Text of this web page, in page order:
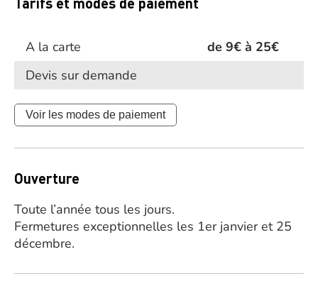
A la carte
de 9€ à 25€
Devis sur demande
Voir les modes de paiement
Ouverture
Toute l’année tous les jours.
Fermetures exceptionnelles les 1er janvier et 25
décembre.